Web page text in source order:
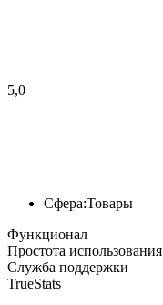
5,0
Сфера:Товары
Функционал
Простота использования
Служба поддержки
TrueStats